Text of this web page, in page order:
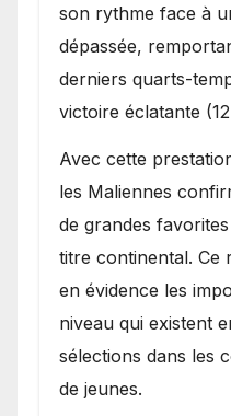
son rythme face à
dépassée,
derniers quarts-
victoire éclatante
Avec cette
les Maliennes
de grandes
titre continental. Ce
en évidence les
niveau qui existent
sélections dans les
de jeunes.